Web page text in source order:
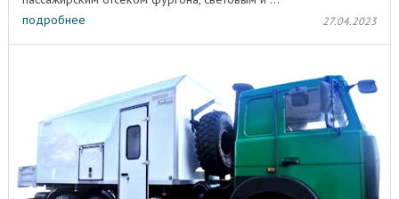
подробнее
27.04.2023